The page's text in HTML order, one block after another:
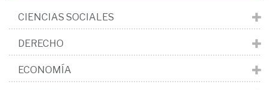
CIENCIAS SOCIALES
DERECHO
ECONOMÍA